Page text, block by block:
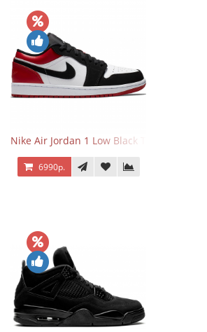
Nike Air Jordan 1 Low Black Toe
6990р.